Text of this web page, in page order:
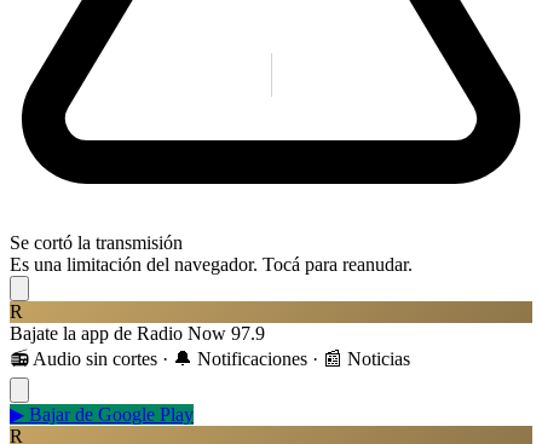
Se cortó la transmisión
Es una limitación del navegador. Tocá para reanudar.
R
Bajate la app de Radio Now 97.9
📻 Audio sin cortes · 🔔 Notificaciones · 📰 Noticias
▶ Bajar de Google Play
R